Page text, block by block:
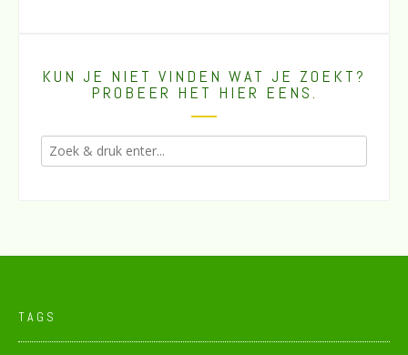
KUN JE NIET VINDEN WAT JE ZOEKT?
PROBEER HET HIER EENS.
TAGS